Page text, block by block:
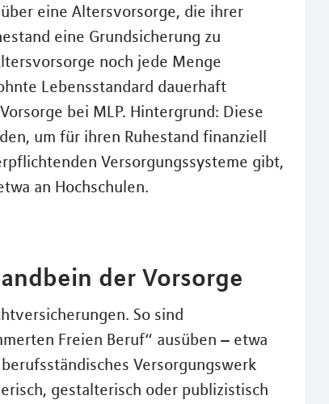
eine Altersvorsorge, die ihrer
eine Grundsicherung zu
noch jede Menge
Lebensstandard dauerhaft
bei MLP. Hintergrund: Diese
um für ihren Ruhestand finanziell
Versorgungssysteme gibt,
an Hochschulen.
der Vorsorge
So sind
Freien Beruf“ ausüben – etwa
Versorgungswerk
gestalterisch oder publizistisch